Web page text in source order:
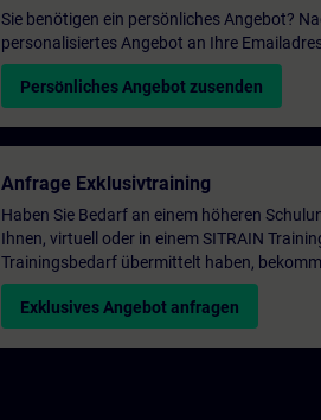
Sie benötigen ein persönliches Angebot?
personalisiertes Angebot an Ihre
Persönliches Angebot zusenden
Anfrage Exklusivtraining
Haben Sie Bedarf an einem höheren
Ihnen, virtuell oder in einem SITRAIN
Trainingsbedarf übermittelt haben,
Exklusives Angebot anfragen